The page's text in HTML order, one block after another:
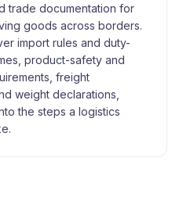
trade documentation for
goods across borders.
import rules and duty-
product-safety and
freight
weight declarations,
the steps a logistics